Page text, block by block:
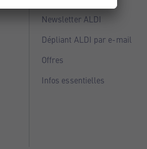
Newsletter ALDI
Dépliant ALDI par e-mail
Offres
Infos essentielles